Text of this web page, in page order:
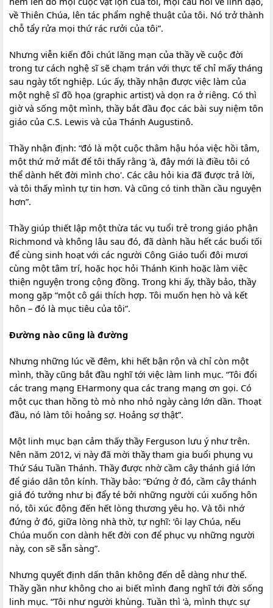
về Thiên Chúa, lên tác phẩm nghệ thuật của tôi. Nó trở thành
chỗ tẩy rửa mọi thứ rác rưởi của tôi”.
Nhưng viễn kiến đôi chút lãng mạn của thầy về cuộc đời
trong tư cách nghệ sĩ sẽ chạm trán với thực tế chỉ mấy tháng
sau ngày tốt nghiệp. Lúc ấy, thầy nhận được việc làm của
một nghệ sĩ đồ họa (graphic artist) và dọn ra ở riêng. Có thì
giờ và sống một mình, thầy bắt đầu đọc các bài suy niệm tôn
giáo của C.S. Lewis và của Thánh Augustinô.
Thầy nhận định: “đó là một cuộc thâm hậu hóa việc hồi tâm,
một thứ mở mắt để tôi thấy rằng ‘à, đây mới là điều tôi có
thể dành hết đời mình cho'. Các câu hỏi kia đã được trả lời,
và tôi thấy mình tự tin hơn. Và cũng có tinh thần cầu nguyện
hơn”.
Thầy giúp thiết lập một thừa tác vụ tuổi trẻ trong giáo phận
Richmond và không lâu sau đó, đã dành hầu hết các buổi tối
để cùng sinh hoạt với các người Công Giáo tuổi đôi mươi
cùng một tâm trí, hoặc học hỏi Thánh Kinh hoặc làm việc
thiện nguyện trong cộng đồng. Trong khi ấy, thầy bảo, thầy
mong gặp “một cô gái thích hợp. Tôi muốn hẹn hò và kết
hôn – đó là mục tiêu của tôi”.
Đường nào cũng là đường
Nhưng những lúc về đêm, khi hết bận rộn và chỉ còn một
mình, thầy cũng bắt đầu nghĩ tới việc làm linh mục. “Tôi đổi
các trang mạng EHarmony qua các trang mạng ơn gọi. Có
một cục than hồng tò mò nho nhỏ ngày càng lớn dần. Thoạt
đầu, nó làm tôi hoảng sợ. Hoảng sợ thật”.
Một linh mục bạn cảm thấy thầy Ferguson lưu ý như trên.
Nên năm 2012, vị này đã mời thầy tham gia buổi phụng vụ
Thứ Sáu Tuần Thánh. Thầy được nhờ cầm cây thánh giá lớn
để giáo dân tôn kính. Thầy bảo: “Đứng ở đó, cầm cây thánh
giá đó tưởng như bị đẩy té bởi những người cúi xuống hôn
nó, tôi xúc động đến hết lòng thương yêu họ. Và tôi nhớ
đứng ở đó, giữa lòng nhà thờ, tự nghĩ: ‘ôi lạy Chúa, nếu
Chúa muốn con dành hết đời con để phục vụ những người
này, con sẽ sẵn sàng”.
Nhưng quyết định dấn thân không đến dễ dàng như thế.
Thầy gần như không cho ai biết mình đang nghĩ tới đời sống
linh mục. “Tôi như người khùng. Tuần thì ‘à, mình thực sự